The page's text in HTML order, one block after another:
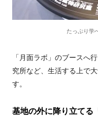
たっぷり学
「月面ラボ」のブースへ
究所など、生活する上で
す。
基地の外に降り立てる